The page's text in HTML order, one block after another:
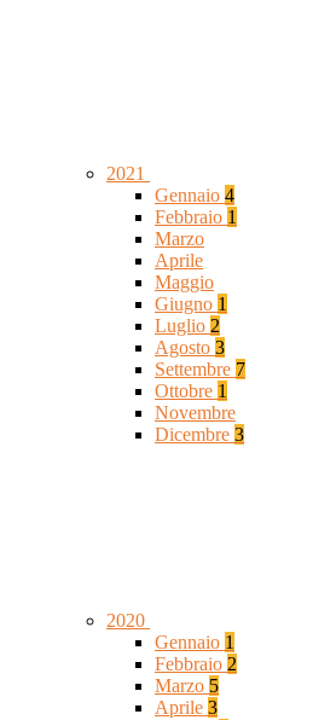
2021
Gennaio 4
Febbraio 1
Marzo
Aprile
Maggio
Giugno 1
Luglio 2
Agosto 3
Settembre 7
Ottobre 1
Novembre
Dicembre 3
2020
Gennaio 1
Febbraio 2
Marzo 5
Aprile 3